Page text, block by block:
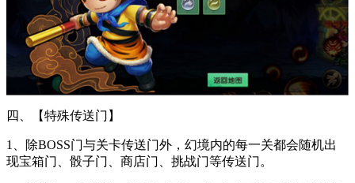
四、【特殊传送门】
1、除BOSS门与关卡传送门外，幻境内的每一关都会随机出
现宝箱门、骰子门、商店门、挑战门等传送门。